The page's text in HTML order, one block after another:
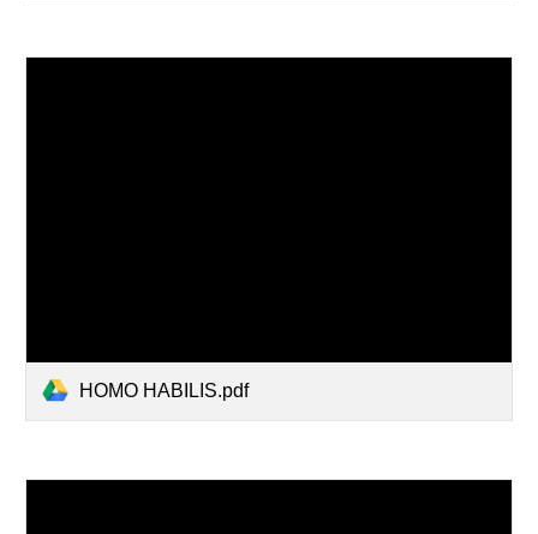
HOMO HABILIS.pdf